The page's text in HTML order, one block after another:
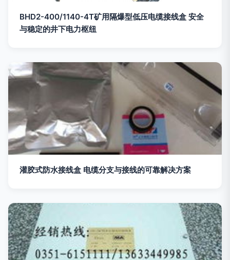
BHD2-400/1140-4T矿用隔爆型低压电缆接线盒 安全
与稳定的井下电力枢纽
灌胶式防水接线盒 电缆分支与接线的可靠解决方案